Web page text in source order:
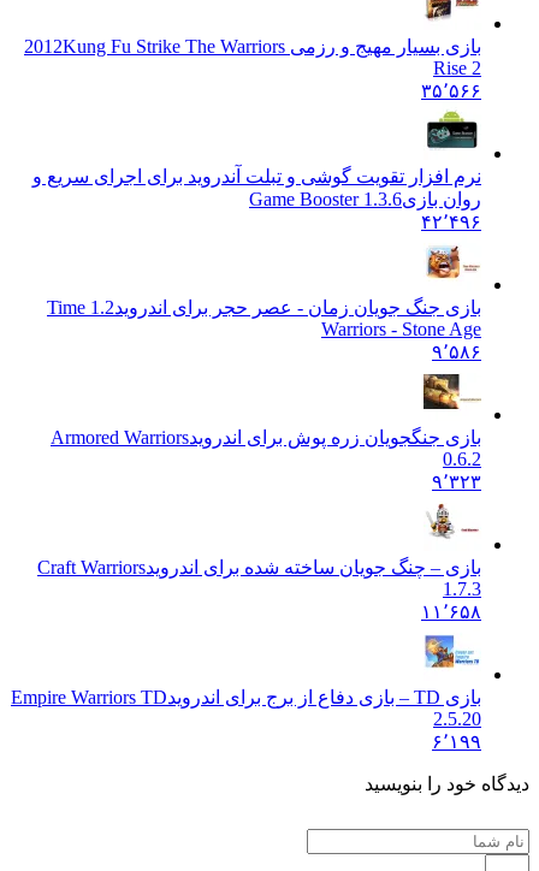
بازی بسیار مهیج و رزمی 2012 Kung Fu Strike The Warriors
۳۵٬۵۶۶
نرم افزار تقویت گوشی و تبلت آندروید برای اجرای سریع و
روان بازی Game Booster 1.3.6
۴۲٬۴۹۶
بازی جنگ جویان زمان - عصر حجر برای اندروید
1.2 Time
Warriors - Stone Age
بازی جنگجویان زره پوش برای اندروید Armored Warriors
بازی – چنگ جویان ساخته شده برای اندروید Craft Warriors
۱۱٬۶۵۸
Empire Warriors TD
خود را بنویسید